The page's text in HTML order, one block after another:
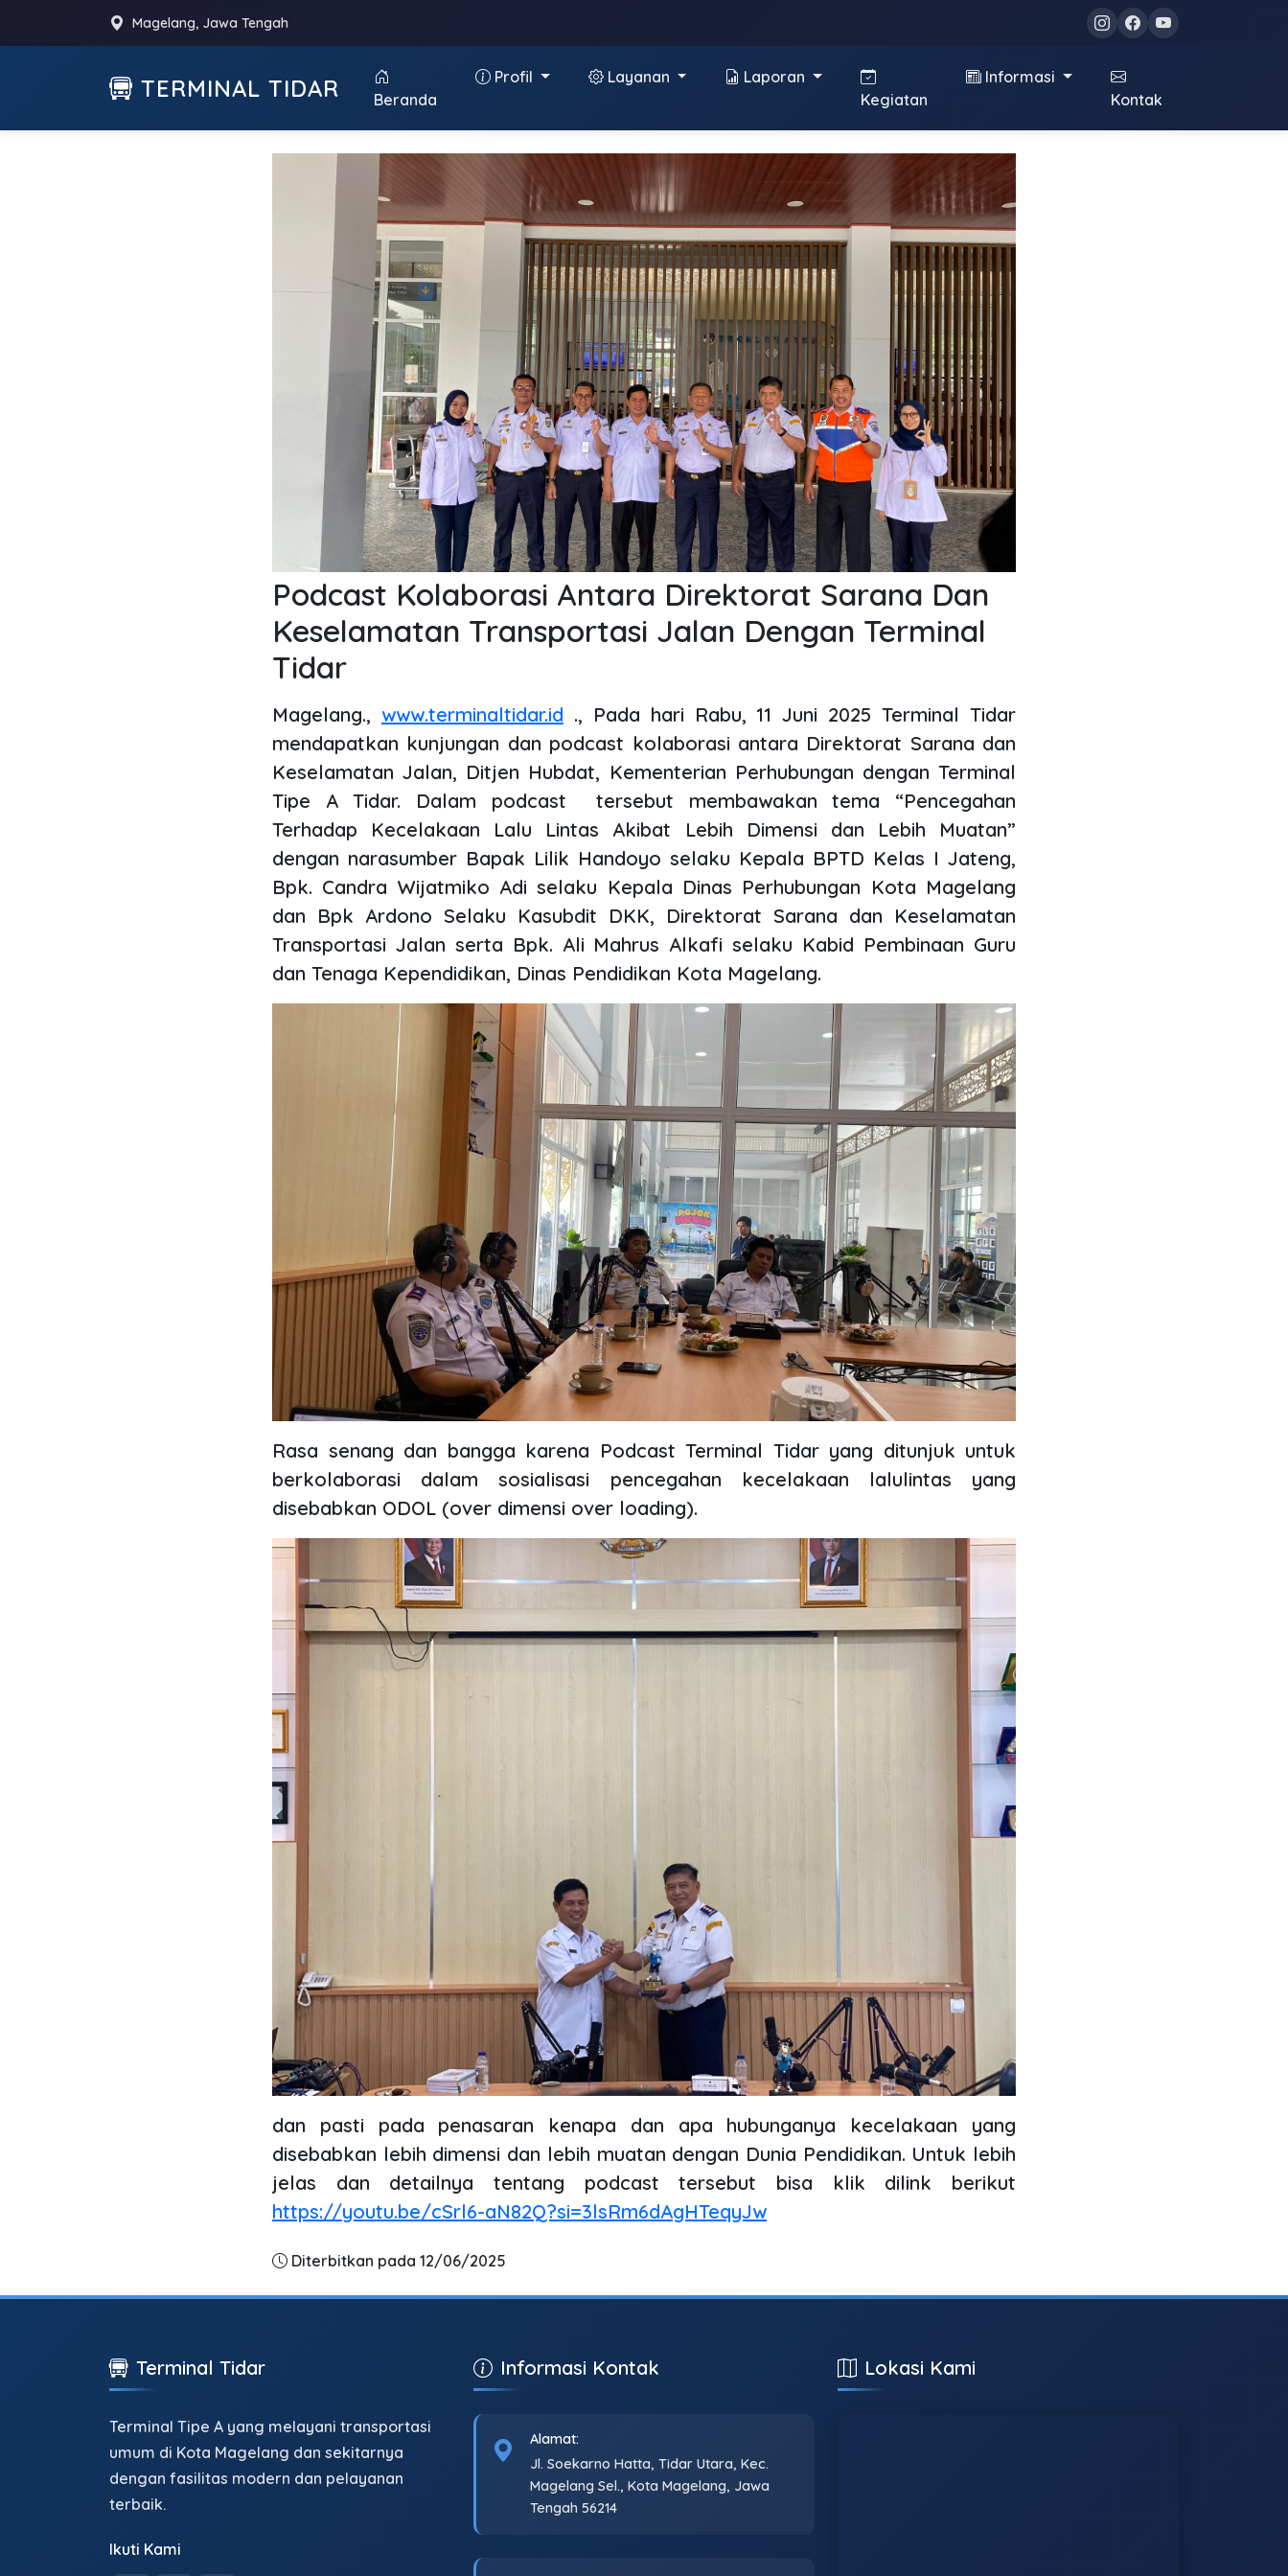
Magelang, Jawa Tengah
TERMINAL TIDAR Beranda
Profil Layanan
Laporan
Kegiatan
Informasi
Kontak
Podcast Kolaborasi Antara Direktorat Sarana Dan
Keselamatan Transportasi Jalan Dengan Terminal
Tidar
Magelang., www.terminaltidar.id ., Pada hari Rabu, 11 Juni 2025 Terminal Tidar
mendapatkan kunjungan dan podcast kolaborasi antara Direktorat Sarana dan
Keselamatan Jalan, Ditjen Hubdat, Kementerian Perhubungan dengan Terminal
Tipe A Tidar. Dalam podcast tersebut membawakan tema “Pencegahan
Terhadap Kecelakaan Lalu Lintas Akibat Lebih Dimensi dan Lebih Muatan”
dengan narasumber Bapak Lilik Handoyo selaku Kepala BPTD Kelas I Jateng,
Bpk. Candra Wijatmiko Adi selaku Kepala Dinas Perhubungan Kota Magelang
dan Bpk Ardono Selaku Kasubdit DKK, Direktorat Sarana dan Keselamatan
Transportasi Jalan serta Bpk. Ali Mahrus Alkafi selaku Kabid Pembinaan Guru
dan Tenaga Kependidikan, Dinas Pendidikan Kota Magelang.
Rasa senang dan bangga karena Podcast Terminal Tidar yang ditunjuk untuk
berkolaborasi dalam sosialisasi pencegahan kecelakaan lalulintas yang
disebabkan ODOL (over dimensi over loading).
dan pasti pada penasaran kenapa dan apa hubunganya kecelakaan yang
disebabkan lebih dimensi dan lebih muatan dengan Dunia Pendidikan. Untuk lebih
jelas dan detailnya tentang podcast tersebut bisa klik dilink berikut
https://youtu.be/cSrl6-aN82Q?si=3lsRm6dAgHTeqyJw
Diterbitkan pada 12/06/2025
Terminal Tidar
Terminal Tipe A yang melayani transportasi
umum di Kota Magelang dan sekitarnya
dengan fasilitas modern dan pelayanan
terbaik.
Ikuti Kami
Informasi Kontak
Alamat:
Jl. Soekarno Hatta, Tidar Utara, Kec.
Magelang Sel., Kota Magelang, Jawa
Tengah 56214
Lokasi Kami